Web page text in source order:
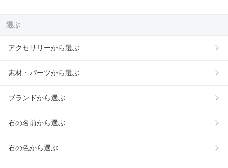
選ぶ
アクセサリーから選ぶ
素材・パーツから選ぶ
ブランドから選ぶ
石の名前から選ぶ
石の色から選ぶ